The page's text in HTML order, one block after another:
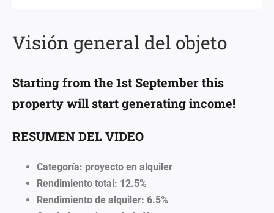
Visión general del objeto
Starting from the 1st September this
property will start generating income!
RESUMEN DEL VIDEO
Categoría: proyecto en alquiler
Rendimiento total: 12.5%
Rendimiento de alquiler: 6.5%